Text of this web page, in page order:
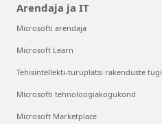
Arendaja ja IT
Microsofti arendaja
Microsoft Learn
Tehisintellekti-turuplatsi rakenduste tugi
Microsofti tehnoloogiakogukond
Microsoft Marketplace